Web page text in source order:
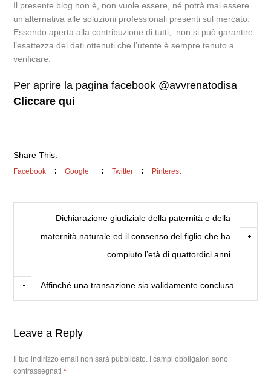
Il presente blog non è, non vuole essere, né potrà mai essere
un’alternativa alle soluzioni professionali presenti sul mercato.
Essendo aperta alla contribuzione di tutti, non si può garantire
l’esattezza dei dati ottenuti che l’utente è sempre tenuto a
verificare.
Per aprire la pagina facebook @avvrenatodisa
Cliccare qui
Share This:
Facebook Google+ Twitter Pinterest
Dichiarazione giudiziale della paternità e della
maternità naturale ed il consenso del figlio che ha
compiuto l’età di quattordici anni
Affinché una transazione sia validamente conclusa
Leave a Reply
Il tuo indirizzo email non sarà pubblicato.
I campi obbligatori sono
contrassegnati*